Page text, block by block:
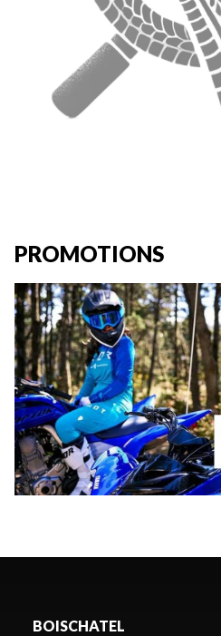
PROMOTIONS
BOISCHATEL